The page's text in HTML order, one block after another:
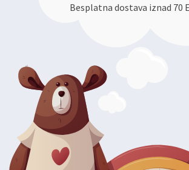
Besplatna dostava iznad 70